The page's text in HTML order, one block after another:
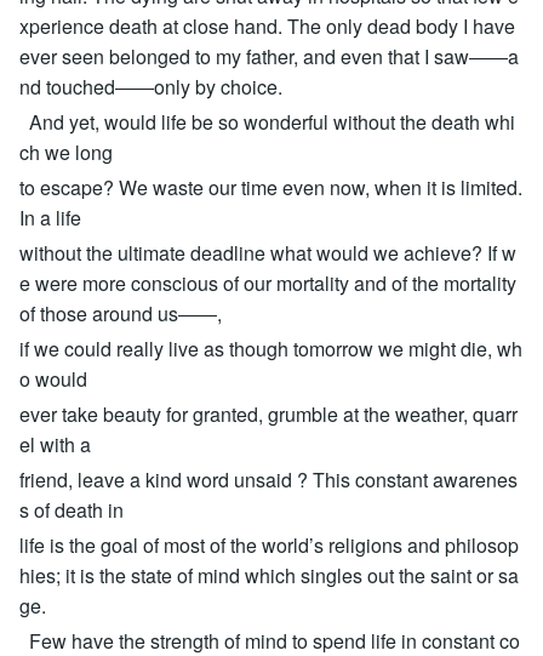
xperience death at close hand. The only dead body I have
ever seen belonged to my father, and even that I saw――a
nd touched――only by choice.
And yet, would life be so wonderful without the death whi
ch we long
to escape? We waste our time even now, when it is limited.
In a life
without the ultimate deadline what would we achieve? If w
e were more conscious of our mortality and of the mortality
of those around us――,
if we could really live as though tomorrow we might die, wh
o would
ever take beauty for granted, grumble at the weather, quarr
el with a
friend, leave a kind word unsaid ? This constant awarenes
s of death in
life is the goal of most of the world’s religions and philosop
hies; it is the state of mind which singles out the saint or sa
ge.
Few have the strength of mind to spend life in constant co